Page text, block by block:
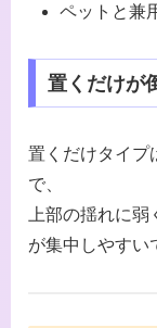
ペットと兼
置くだけが
置くだけタイプ
で、
上部の揺れに弱
が集中しやすい